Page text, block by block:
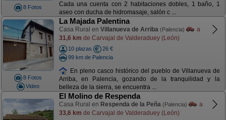
8 Fotos
Cada una cuenta con 2 habitaciones dobles, 1 baño, 1
aseo con ducha de hidromasaje, salón c ...
8 Fotos
Video
La Majada Palentina
Casa Rural en Villanueva de Arriba (Palencia)
a
31,6 km de Carvajal de Valderaduey (León)
10 plazas
26 €
99 km de Palencia
En pleno casco histórico del pueblo de Villanueva de
Arriba, en Palencia, gozando de la tranquilidad y la
belleza de la sierra, se encuentra ...
El Molino de Respenda
Casa Rural en Respenda de la Peña (Palencia)
a
33,6 km de Carvajal de Valderaduey (León)